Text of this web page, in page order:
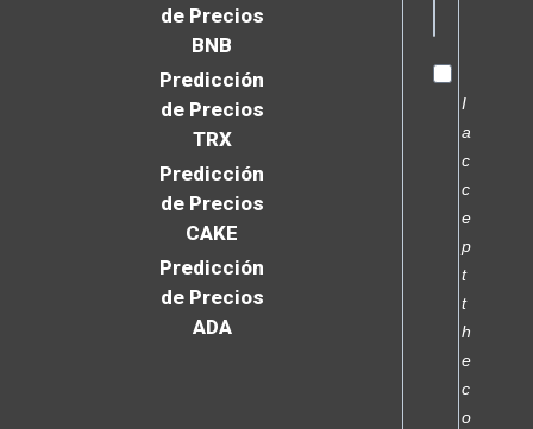
de Precios
BNB
Predicción
de Precios
TRX
Predicción
de Precios
CAKE
Predicción
de Precios
ADA
I
a
c
c
e
p
t
t
h
e
c
o